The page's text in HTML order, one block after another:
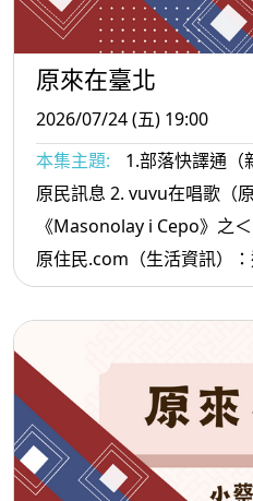
原來在臺北
2026/07/24 (五) 19:00
本集主題:
1.部落快譯通（
原民訊息 2. vuvu在唱歌（原民音樂）：漂流出口
《Masonolay i Cepo》之
原住民.com（生活資訊）